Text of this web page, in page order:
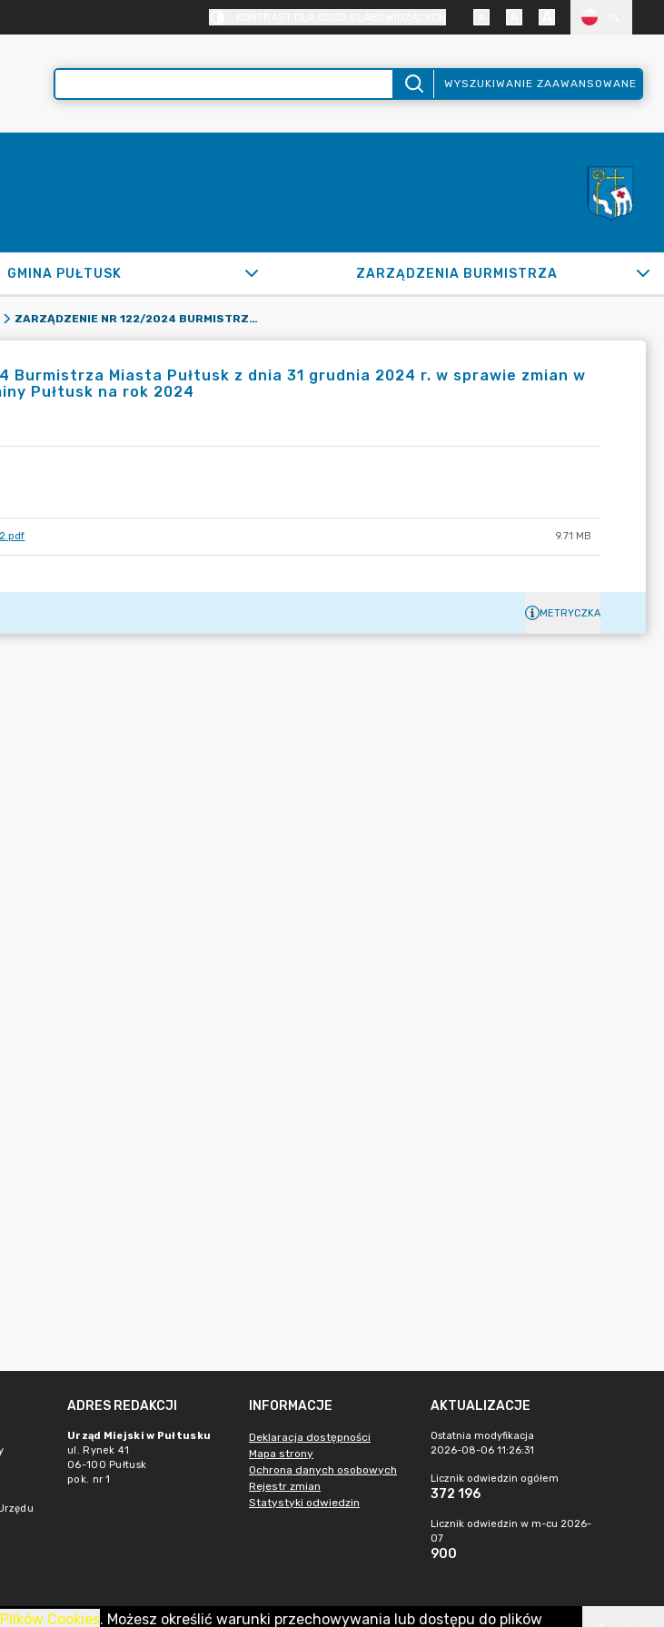
WYSZUKIWANIE ZAAWANSOWANE
GMINA PUŁTUSK ZARZĄDZENIA BURMISTRZA
ZARZĄDZENIE NR 122/2024 BURMISTRZA MIASTA PUŁTUSK Z DNIA 31 GRUDNIA 2024 R. W SPRAWIE ZMIAN W UCHWALE BUDŻETOWEJ GMINY PUŁTUSK NA ROK 2024
Burmistrza Miasta Pułtusk z dnia 31 grudnia 2024 r. w sprawie zmian w
Pułtusk na rok 2024
9.71 MB
METRYCZKA
ADRES REDAKCJI
Urząd Miejski w Pułtusku
ul. Rynek 41
06-100 Pułtusk
pok. nr 1
INFORMACJE
Deklaracja dostępności
Mapa strony
Ochrona danych osobowych
Rejestr zmian
Statystyki odwiedzin
AKTUALIZACJE
Ostatnia modyfikacja
2026-08-06 11:26:31
Licznik odwiedzin ogółem
372 196
Licznik odwiedzin w m-cu 2026-
07
900
Cookies. Możesz określić warunki przechowywania lub dostępu do plików